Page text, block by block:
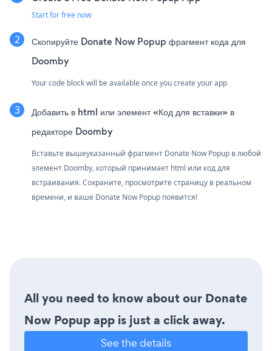
Start for free now
Скопируйте Donate Now Popup фрагмент кода для
Doomby
Your code block will be available once you create your app
Добавить в html или элемент «Код для вставки» в
редакторе Doomby
Вставьте вышеуказанный фрагмент Donate Now Popup в любой
элемент Doomby, который принимает html или код для
встраивания. Сохраните, просмотрите страницу в реальном
времени, и ваше Donate Now Popup появится!
All you need to know about our Donate
Now Popup app is just a click away.
See the details